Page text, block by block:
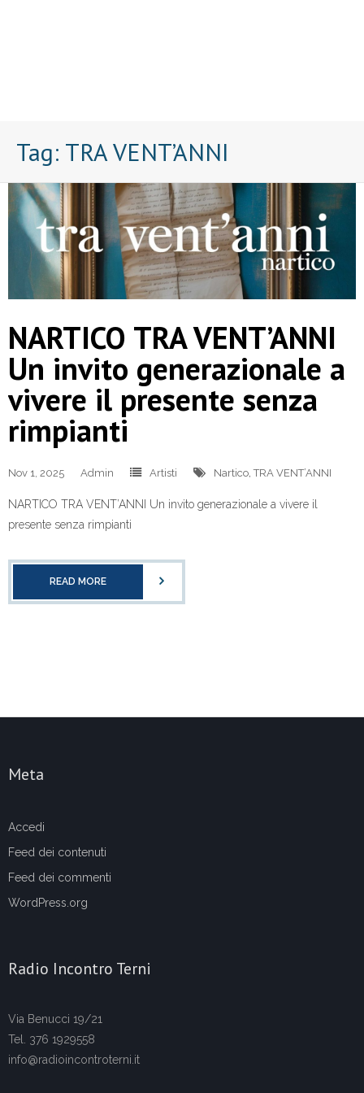
Tag: TRA VENT’ANNI
NARTICO TRA VENT’ANNI
Un invito generazionale a
vivere il presente senza
rimpianti
Nov 1, 2025 Admin Artisti Nartico ,TRA VENT’ANNI
NARTICO TRA VENT’ANNI Un invito generazionale a vivere il
presente senza rimpianti
READ MORE
Meta
Accedi
Feed dei contenuti
Feed dei commenti
WordPress.org
Radio Incontro Terni
Via Benucci 19/21
Tel. 376 1929558
info@radioincontroterni.it